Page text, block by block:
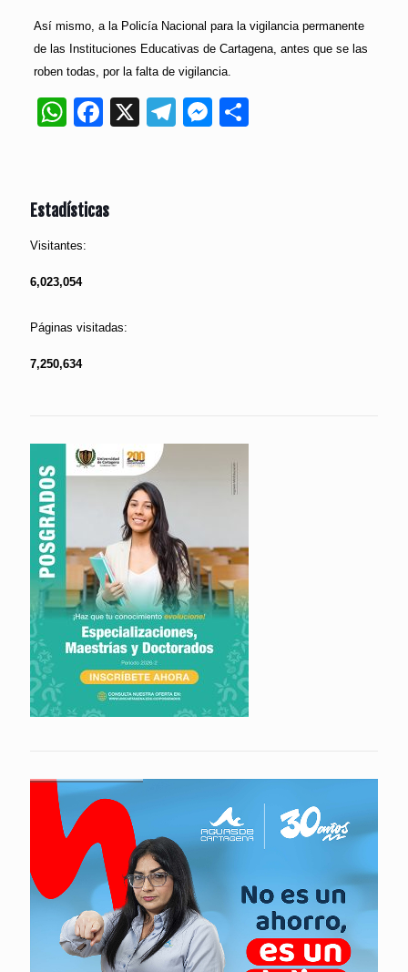
Así mismo, a la Policía Nacional para la vigilancia permanente
de las Instituciones Educativas de Cartagena, antes que se las
roben todas, por la falta de vigilancia.
WhatsApp
Facebook
X Telegram
Messenger
Estadísticas
Visitantes:
6,023,054
Páginas visitadas:
7,250,634